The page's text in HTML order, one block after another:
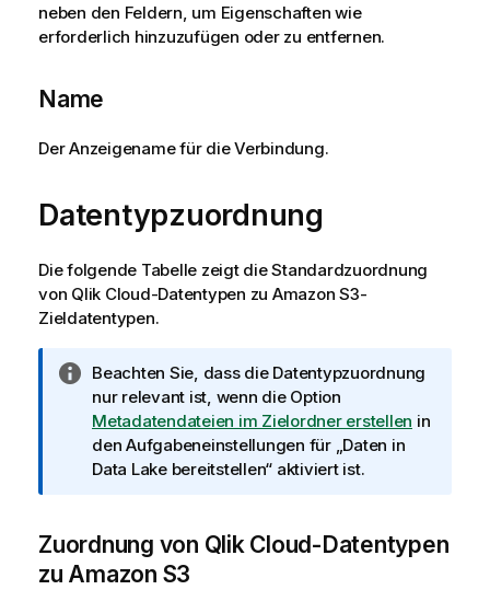
neben den Feldern, um Eigenschaften wie
erforderlich hinzuzufügen oder zu entfernen.
Name
Der Anzeigename für die Verbindung.
Datentypzuordnung
Die folgende Tabelle zeigt die Standardzuordnung
von Qlik Cloud-Datentypen zu Amazon S3-
Zieldatentypen.
I
n
f
o
r
t
i
o
Beachten Sie, dass die Datentypzuordnung
nur relevant ist, wenn die Option
Metadatendateien im Zielordner erstellen in
den Aufgabeneinstellungen für „Daten in
Data Lake bereitstellen“ aktiviert ist.
Zuordnung von Qlik Cloud-Datentypen
zu Amazon S3